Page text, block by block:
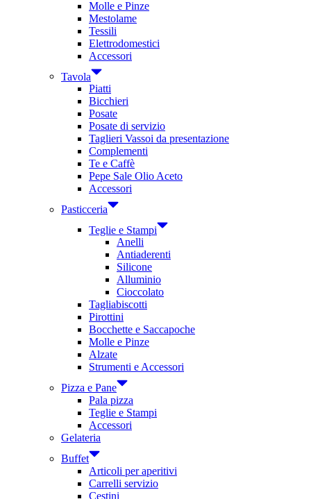
Molle e Pinze
Mestolame
Tessili
Elettrodomestici
Accessori
Tavola
Piatti
Bicchieri
Posate
Posate di servizio
Taglieri Vassoi da presentazione
Complementi
Te e Caffè
Pepe Sale Olio Aceto
Accessori
Pasticceria
Teglie e Stampi
Anelli
Antiaderenti
Silicone
Alluminio
Cioccolato
Tagliabiscotti
Pirottini
Bocchette e Saccapoche
Molle e Pinze
Alzate
Strumenti e Accessori
Pizza e Pane
Pala pizza
Teglie e Stampi
Accessori
Gelateria
Buffet
Articoli per aperitivi
Carrelli servizio
Cestini